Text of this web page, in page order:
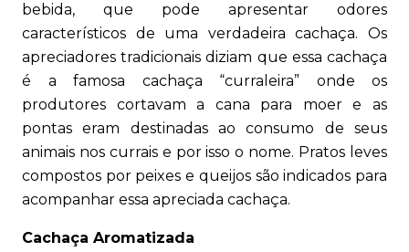
bebida, que pode apresentar odores
característicos de uma verdadeira cachaça. Os
apreciadores tradicionais diziam que essa cachaça
é a famosa cachaça “curraleira” onde os
produtores cortavam a cana para moer e as
pontas eram destinadas ao consumo de seus
animais nos currais e por isso o nome. Pratos leves
compostos por peixes e queijos são indicados para
acompanhar essa apreciada cachaça.
Cachaça Aromatizada